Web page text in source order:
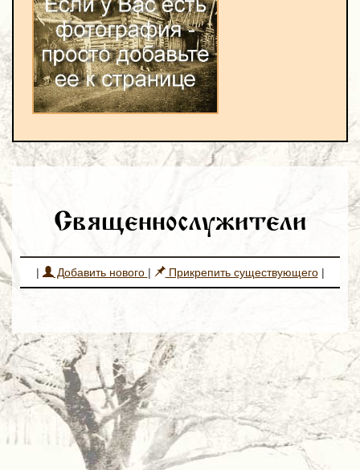
Священнослужители
| Добавить нового | Прикрепить существующего|